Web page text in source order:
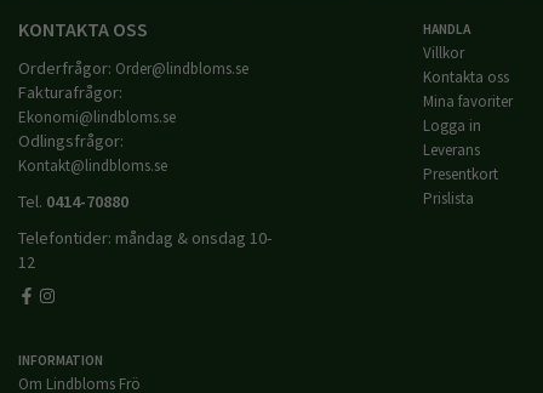
KONTAKTA OSS
Orderfrågor: Order@lindbloms.se
Fakturafrågor:
Ekonomi@lindbloms.se
Odlingsfrågor:
Kontakt@lindbloms.se
Tel. 0414-70880
Telefontider: måndag & onsdag 10-
12
HANDLA
Villkor
Kontakta oss
Mina favoriter
Logga in
Leverans
Presentkort
Prislista
INFORMATION
Om Lindbloms Frö